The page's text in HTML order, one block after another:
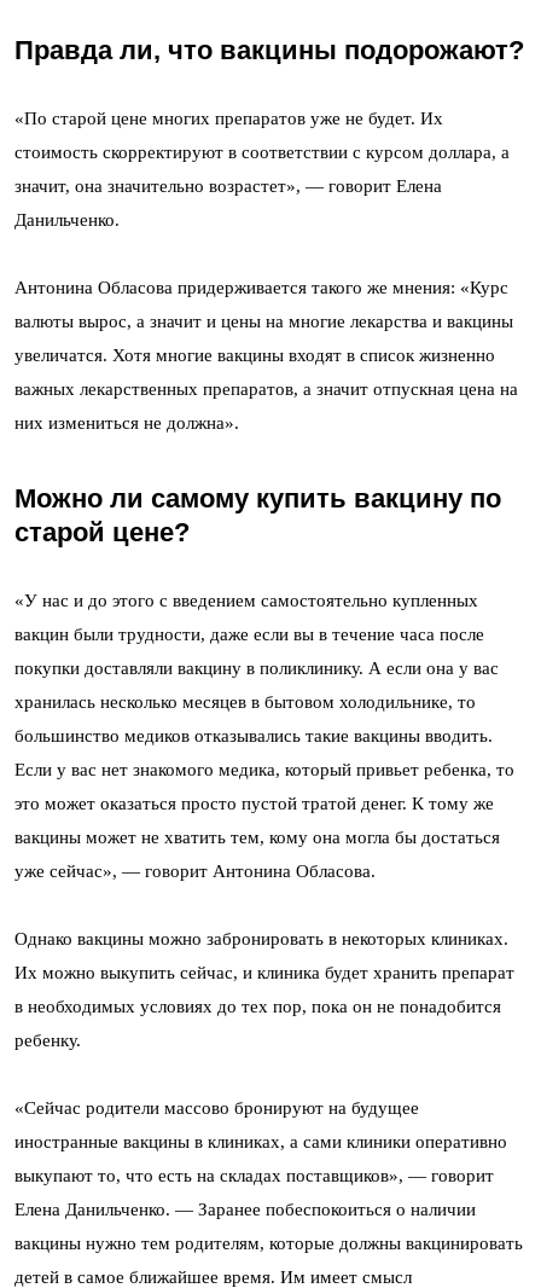
Правда ли, что вакцины подорожают?
«По старой цене многих препаратов уже не будет. Их
стоимость скорректируют в соответствии с курсом доллара, а
значит, она значительно возрастет», — говорит Елена
Данильченко.
Антонина Обласова придерживается такого же мнения: «Курс
валюты вырос, а значит и цены на многие лекарства и вакцины
увеличатся. Хотя многие вакцины входят в список жизненно
важных лекарственных препаратов, а значит отпускная цена на
них измениться не должна».
Можно ли самому купить вакцину по
старой цене?
«У нас и до этого с введением самостоятельно купленных
вакцин были трудности, даже если вы в течение часа после
покупки доставляли вакцину в поликлинику. А если она у вас
хранилась несколько месяцев в бытовом холодильнике, то
большинство медиков отказывались такие вакцины вводить.
Если у вас нет знакомого медика, который привьет ребенка, то
это может оказаться просто пустой тратой денег. К тому же
вакцины может не хватить тем, кому она могла бы достаться
уже сейчас», — говорит Антонина Обласова.
Однако вакцины можно забронировать в некоторых клиниках.
Их можно выкупить сейчас, и клиника будет хранить препарат
в необходимых условиях до тех пор, пока он не понадобится
ребенку.
«Сейчас родители массово бронируют на будущее
иностранные вакцины в клиниках, а сами клиники оперативно
выкупают то, что есть на складах поставщиков», — говорит
Елена Данильченко. — Заранее побеспокоиться о наличии
вакцины нужно тем родителям, которые должны вакцинировать
детей в самое ближайшее время. Им имеет смысл